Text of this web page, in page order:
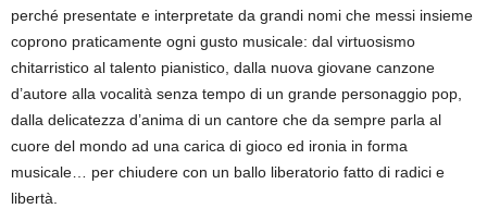
perché presentate e interpretate da grandi nomi che messi insieme
coprono praticamente ogni gusto musicale: dal virtuosismo
chitarristico al talento pianistico, dalla nuova giovane canzone
d’autore alla vocalità senza tempo di un grande personaggio pop,
dalla delicatezza d’anima di un cantore che da sempre parla al
cuore del mondo ad una carica di gioco ed ironia in forma
musicale… per chiudere con un ballo liberatorio fatto di radici e
libertà.